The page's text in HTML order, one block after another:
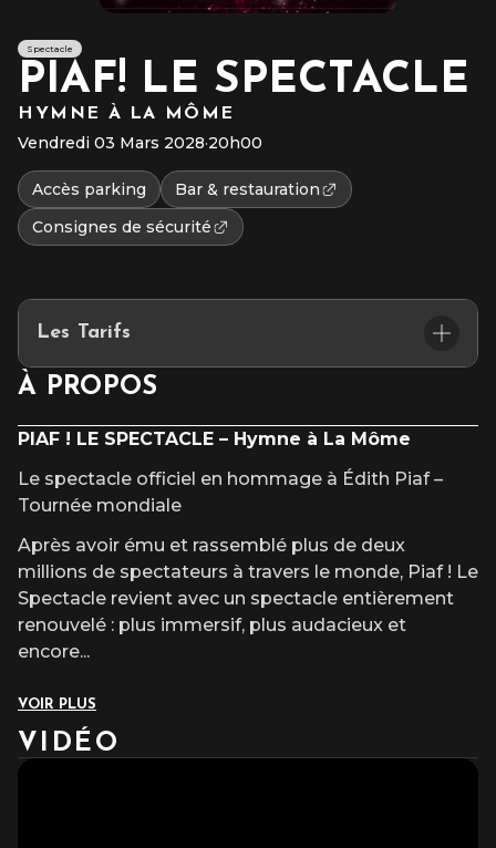
Spectacle
PIAF! LE SPECTACLE
HYMNE À LA MÔME
Vendredi 03 Mars 2028·20h00
Accès parking
Bar & restauration
Consignes de sécurité
Les Tarifs
Catégorie Or : 68,20€
Catégorie 1 : 58,20€
INFOS TARIFS
À PROPOS
PIAF ! LE SPECTACLE – Hymne à La Môme
Le spectacle officiel en hommage à Édith Piaf –
Tournée mondiale
Après avoir ému et rassemblé plus de deux
millions de spectateurs à travers le monde, Piaf ! Le
Spectacle revient avec un spectacle entièrement
renouvelé : plus immersif, plus audacieux et
encore...
VOIR PLUS
VIDÉO